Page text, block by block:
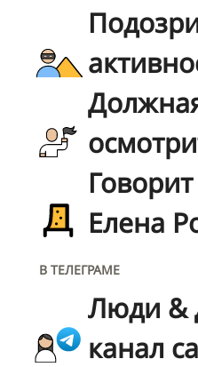
Елена
В ТЕЛЕГРАМЕ
Люди &
канал